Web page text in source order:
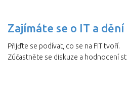
Zajímáte se o IT a dění
Přijďte se podívat, co se na FIT tvoří.
Zúčastněte se diskuze a hodnocení